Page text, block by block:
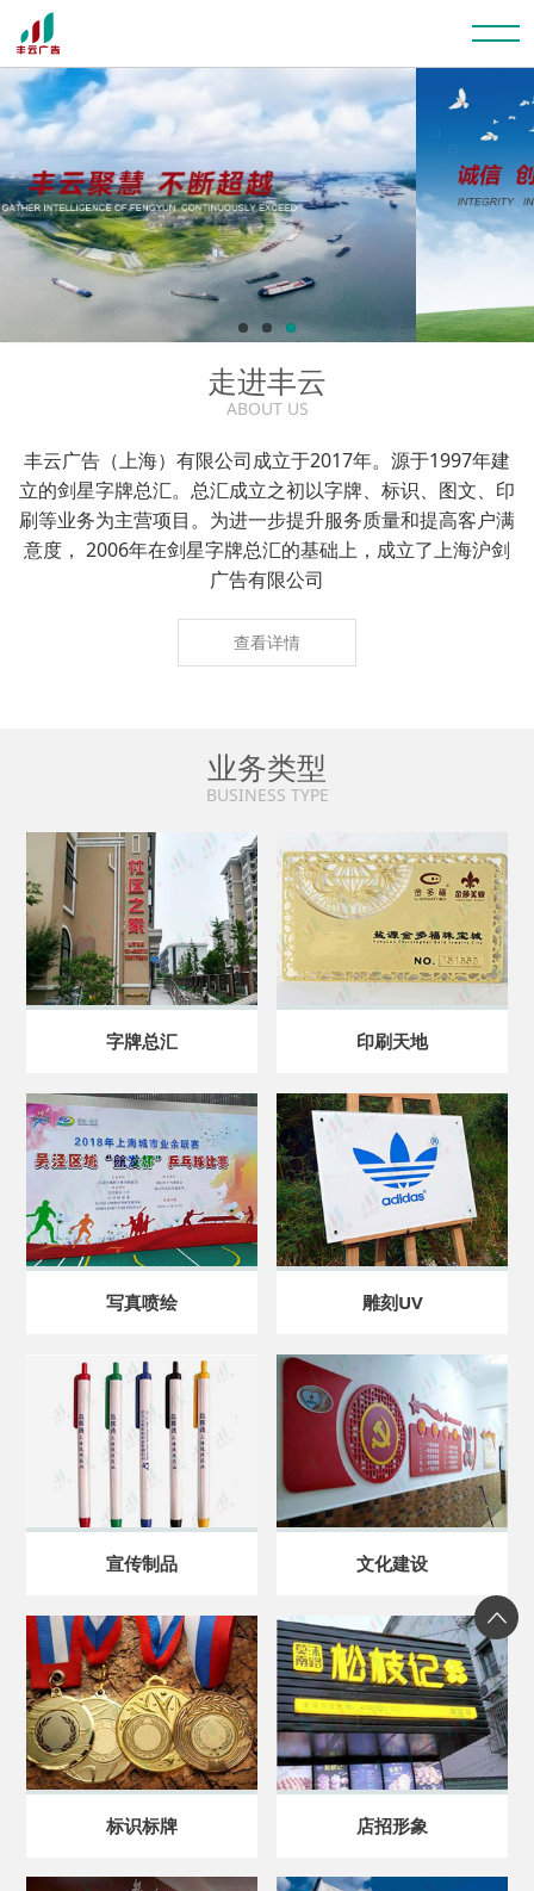
走进丰云
ABOUT US
丰云广告（上海）有限公司成立于2017年。源于1997年建
立的剑星字牌总汇。总汇成立之初以字牌、标识、图文、印
刷等业务为主营项目。为进一步提升服务质量和提高客户满
意度， 2006年在剑星字牌总汇的基础上，成立了上海沪剑
广告有限公司
查看详情
业务类型
BUSINESS TYPE
字牌总汇 印刷天地
写真喷绘 雕刻UV
宣传制品 文化建设
标识标牌 店招形象